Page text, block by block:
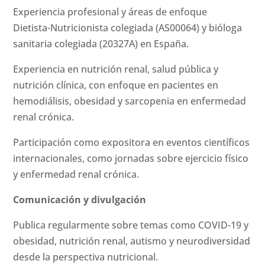
Experiencia profesional y áreas de enfoque
Dietista-Nutricionista colegiada (AS00064) y bióloga
sanitaria colegiada (20327A) en España.
Experiencia en nutrición renal, salud pública y
nutrición clínica, con enfoque en pacientes en
hemodiálisis, obesidad y sarcopenia en enfermedad
renal crónica.
Participación como expositora en eventos científicos
internacionales, como jornadas sobre ejercicio físico
y enfermedad renal crónica.
Comunicación y divulgación
Publica regularmente sobre temas como COVID-19 y
obesidad, nutrición renal, autismo y neurodiversidad
desde la perspectiva nutricional.